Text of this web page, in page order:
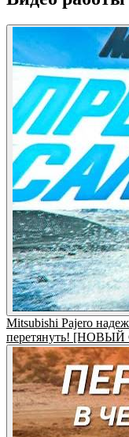
Mitsubishi Pajero
перетянуть!